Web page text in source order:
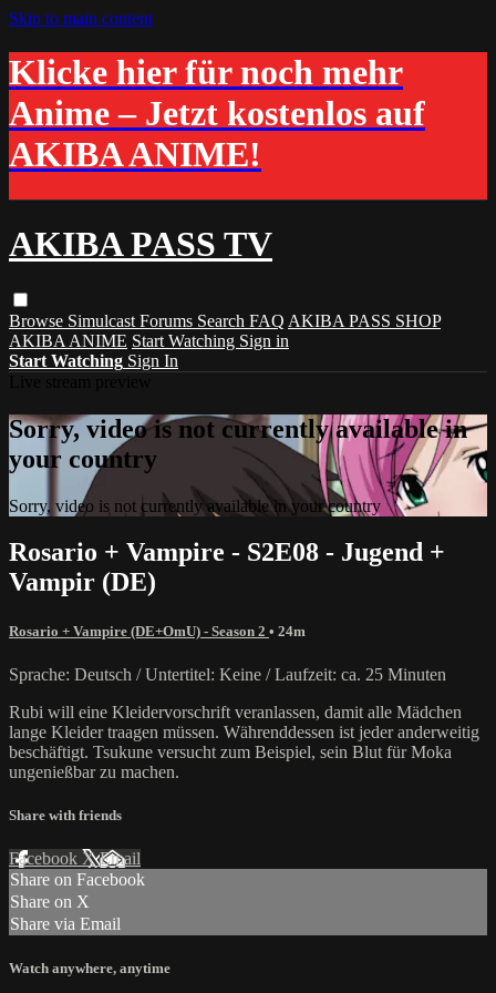
Skip to main content
Klicke hier für noch mehr
Anime – Jetzt kostenlos auf
AKIBA ANIME!
AKIBA PASS TV
Browse Simulcast Forums Search FAQ AKIBA PASS SHOP
AKIBA ANIME Start Watching Sign in
Start Watching Sign In
Sorry, video is not currently available in
your country
Sorry, video is not currently available in your country
Rosario + Vampire - S2E08 - Jugend +
Vampir (DE)
Rosario + Vampire (DE+OmU) - Season 2 • 24m
Sprache: Deutsch / Untertitel: Keine / Laufzeit: ca. 25 Minuten
Rubi will eine Kleidervorschrift veranlassen, damit alle Mädchen
lange Kleider traagen müssen. Währenddessen ist jeder anderweitig
beschäftigt. Tsukune versucht zum Beispiel, sein Blut für Moka
ungenießbar zu machen.
Share with friends
Facebook XEmail
Share on Facebook
Share on X
Share via Email
Watch anywhere, anytime